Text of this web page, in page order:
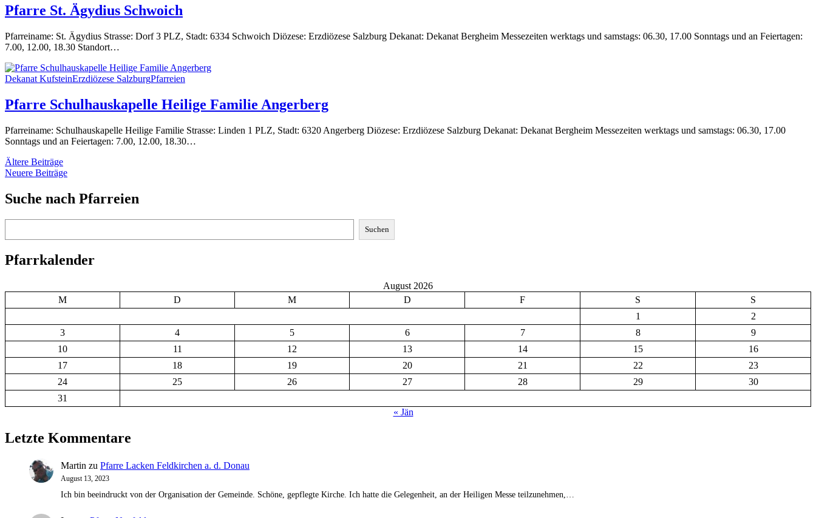
Pfarre St. Ägydius Schwoich
Pfarreiname: St. Ägydius Strasse: Dorf 3 PLZ, Stadt: 6334 Schwoich Diözese: Erzdiözese Salzburg Dekanat: Dekanat Bergheim Messezeiten werktags und samstags: 06.30, 17.00 Sonntags und an Feiertagen:
7.00, 12.00, 18.30 Standort…
Dekanat KufsteinErzdiözese SalzburgPfarreien
Pfarre Schulhauskapelle Heilige Familie Angerberg
Pfarreiname: Schulhauskapelle Heilige Familie Strasse: Linden 1 PLZ, Stadt: 6320 Angerberg Diözese: Erzdiözese Salzburg Dekanat: Dekanat Bergheim Messezeiten werktags und samstags: 06.30, 17.00
Sonntags und an Feiertagen: 7.00, 12.00, 18.30…
Beitragsnavigation
Ältere Beiträge
Neuere Beiträge
Suche nach Pfarreien
Suchen
Pfarrkalender
August 2026
M
D M D F S
S
1
2
3
4 5 6 7 8
9
10
11 12 13 14 15
16
17
18 19 20 21 22
23
24
25 26 27 28 29
30
31
« Jän
Letzte Kommentare
Martin zu Pfarre Lacken Feldkirchen a. d. Donau
August 13, 2023
Ich bin beeindruckt von der Organisation der Gemeinde. Schöne, gepflegte Kirche. Ich hatte die Gelegenheit, an der Heiligen Messe teilzunehmen,…